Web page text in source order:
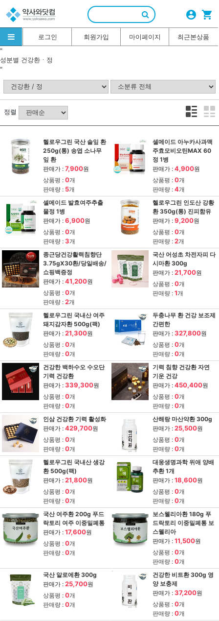
account_circle shopping_cart
로그인 회원가입 마이페이지
최근본상품
"
성분별 건강환ㆍ정
"
정렬
헬로우그린 국산 솔잎 환
250g(통) 송엽 소나무
잎 환
판매가 :7,900원
상품평 :0개
판매량 : 5개
셀메이드 아누카사과맥
주효모비오틴MAX 60
정 1병
판매가 :4,900원
상품평 :0개
판매량 :4개
셀메이드 발효여주추출
물정 1병
판매가 :6,900원
상품평 :0개
판매량 :3개
헬로우그린 인도산 강황
환 350g(통) 진피함유
판매가 :9,200원
상품평 :0개
판매량 :2개
종근당건강활력침향단
3.75gX30환/당일배송/
쇼핑백증정
판매가 :41,200원
상품평 :0개
판매량 :2개
국산 어성초 차전자피 다
시마환 300g
판매가 :21,700원
상품평 :0개
판매량 :1개
헬로우그린 국내산 여주
돼지감자환 500g(팩)
판매가 :21,300원
상품평 :0개
판매량 :0개
두충나무 환 건강 보조제
간편한
판매가 :327,800원
상품평 :0개
판매량 :0개
건강한 백하수오 수오단
기력 건강환
판매가 :339,300원
상품평 :0개
판매량 :0개
기력 침향 건강환 자연
기운 건강
판매가 :450,400원
상품평 :0개
판매량 :0개
인삼 건강환 기력 활성화
판매가 :429,700원
상품평 :0개
판매량 :0개
산해랑 마산약환 300g
판매가 :25,500원
상품평 :0개
판매량 :0개
헬로우그린 국내산 생강
환 500g(팩)
판매가 :21,800원
상품평 :0개
판매량 :0개
대웅생명과학 위애 양배
추환 1개
판매가 :18,600원
상품평 :0개
판매량 :0개
국산 여주환 200g 푸드
락토리 여주 이중밀폐통
판매가 :17,600원
상품평 :0개
판매량 :0개
보스웰리아환 180g 푸
드락토리 이중밀폐통 보
스웰리아
판매가 :11,500원
상품평 :0개
판매량 :0개
국산 알로에환 300g
판매가 :25,700원
상품평 :0개
판매량 :0개
건강한 비트환 300g 영
양 보충제
판매가 :37,200원
상품평 :0개
판매량 :0개